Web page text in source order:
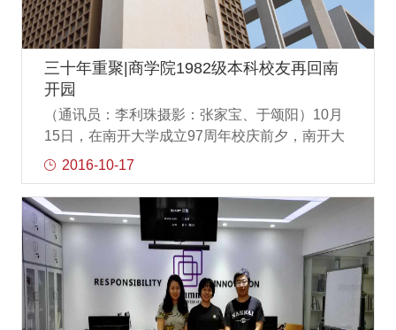
三十年重聚|商学院1982级本科校友再回南
开园
（通讯员：李利珠摄影：张家宝、于颂阳）10月
15日，在南开大学成立97周年校庆前夕，南开大
学管理学系1982级本科校友在阔别母校三十周年
韶华，三十年后，头生白发。经历了人生的漫长
岁月，校友们从世界各地，回到南开园，回到商
学院，共同追忆当年往事，商学院院长张玉利、
书记孙跃及校友事务中心负责人参加了此次活
动。30年后再团聚，校友们依旧亲密，他们了解
彼此近况，互话三十年人生感悟。座谈会上，商
学院院长张玉利教授（83级管理学系本科）、孙
2016-10-17